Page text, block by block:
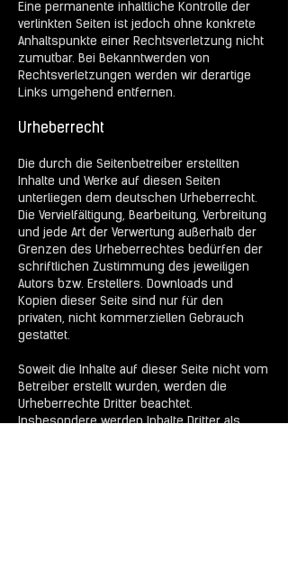
Eine permanente inhaltliche Kontrolle der
verlinkten Seiten ist jedoch ohne konkrete
Anhaltspunkte einer Rechtsverletzung nicht
zumutbar. Bei Bekanntwerden von
Rechtsverletzungen werden wir derartige
Links umgehend entfernen.
Urheberrecht
Die durch die Seitenbetreiber erstellten
Inhalte und Werke auf diesen Seiten
unterliegen dem deutschen Urheberrecht.
Die Vervielfältigung, Bearbeitung, Verbreitung
und jede Art der Verwertung außerhalb der
Grenzen des Urheberrechtes bedürfen der
schriftlichen Zustimmung des jeweiligen
Autors bzw. Erstellers. Downloads und
Kopien dieser Seite sind nur für den
privaten, nicht kommerziellen Gebrauch
gestattet.
Soweit die Inhalte auf dieser Seite nicht vom
Betreiber erstellt wurden, werden die
Urheberrechte Dritter beachtet.
Insbesondere werden Inhalte Dritter als